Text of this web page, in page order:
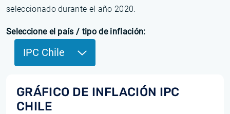
seleccionado durante el año 2020.
Seleccione el país / tipo de inflación:
IPC Chile
GRÁFICO DE INFLACIÓN IPC
CHILE